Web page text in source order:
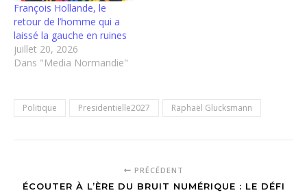
François Hollande, le
retour de l’homme qui a
laissé la gauche en ruines
juillet 20, 2026
Dans "Media Normandie"
Politique Presidentielle2027 Raphaël Glucksmann
PRÉCÉDENT
ÉCOUTER À L’ÈRE DU BRUIT NUMÉRIQUE : LE DÉFI